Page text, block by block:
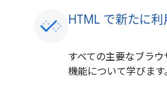
HTML で新たに
すべての主要なブラ
機能について学びます。